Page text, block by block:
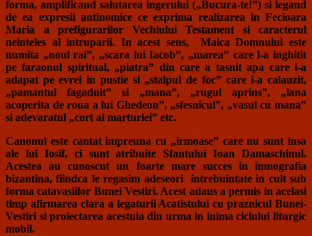
forma, amplificand salutarea ingerului („Bucura-te!”) si legand
de ea expresii antinomice ce exprima realizarea in Fecioara
Maria a prefigurarilor Vechiului Testament si caracterul
neinteles al intruparii. In acest sens, Maica Domnului este
numita „noul rai”, „scara lui Iacob”, „marea” care l-a inghitit
pe faraonul spiritual, „piatra” din care a tasnit apa care i-a
adapat pe evrei in pustie si „stalpul de foc” care i-a calauzit,
„pamantul fagaduit” si „mana”, „rugul aprins”, „lana
acoperita de roua a lui Ghedeon”, „sfesnicul”, „vasul cu mana”
si adevaratul „cort al marturiei” etc.
Canonul este cantat impreuna cu „irmoase” care nu sunt insa
ale lui Iosif, ci sunt atribuite Sfantului Ioan Damaschinul.
Acestea au cunoscut un foarte mare succes in imnografia
bizantina, fiindca le regasim adeseori intrebuintate in cult sub
forma catavasiilor Bunei Vestiri. Acest adaus a permis in acelasi
timp afirmarea clara a legaturii Acatistului cu praznicul Bunei-
Vestiri si proiectarea acestuia din urma in inima ciclului liturgic
mobil.